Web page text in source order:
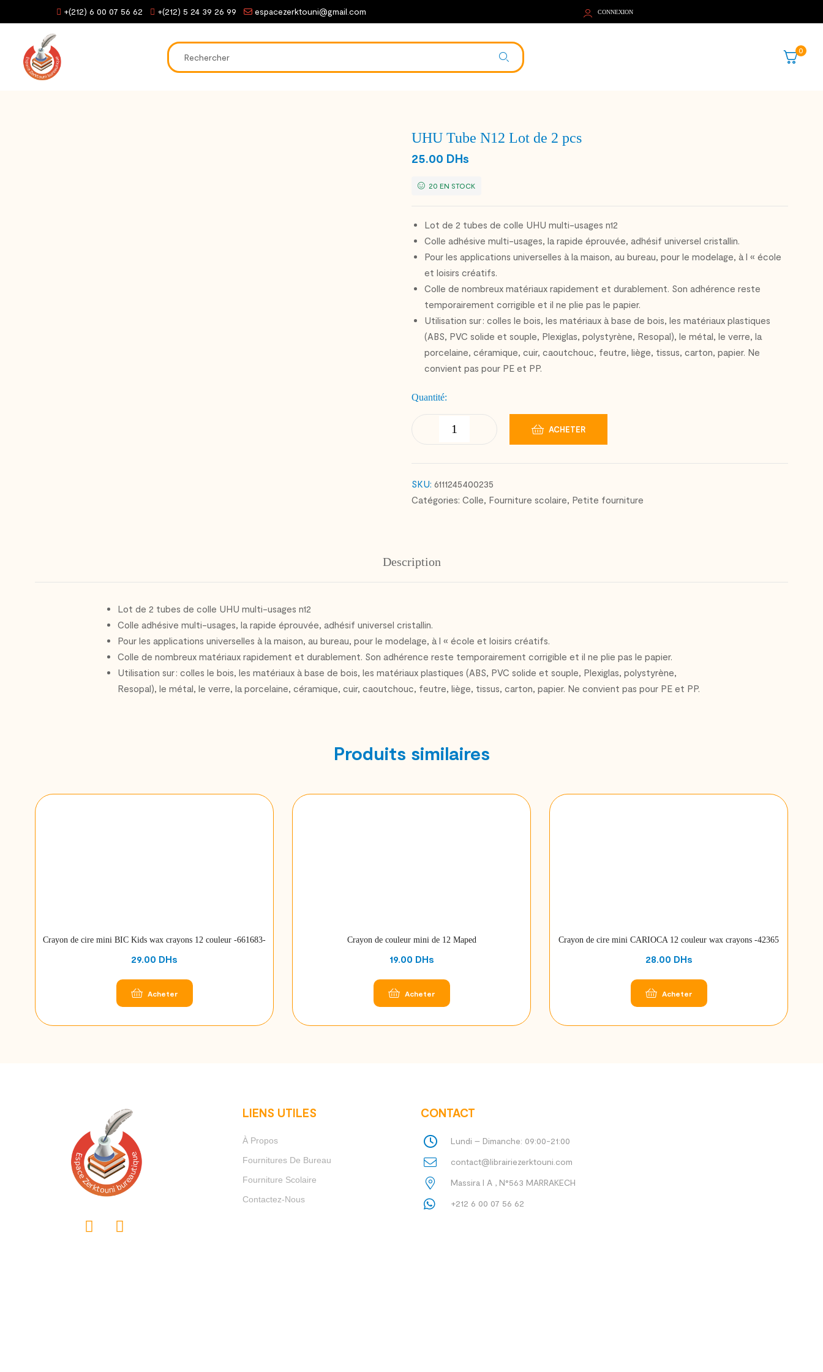
+(212) 6 00 07 56 62 +(212) 5 24 39 26 99 espacezerktouni@gmail.com CONNEXION
0
UHU Tube N12 Lot de 2 pcs
25.00 DHs
20 EN STOCK
Lot de 2 tubes de colle UHU multi-usages n12
Colle adhésive multi-usages, la rapide éprouvée, adhésif universel cristallin.
Pour les applications universelles à la maison, au bureau, pour le modelage, à l « école
et loisirs créatifs.
Colle de nombreux matériaux rapidement et durablement. Son adhérence reste
temporairement corrigible et il ne plie pas le papier.
Utilisation sur : colles le bois, les matériaux à base de bois, les matériaux plastiques
(ABS, PVC solide et souple, Plexiglas, polystyrène, Resopal), le métal, le verre, la
porcelaine, céramique, cuir, caoutchouc, feutre, liège, tissus, carton, papier. Ne
convient pas pour PE et PP.
Quantité:
ACHETER
SKU: 6111245400235
Catégories: Colle, Fourniture scolaire, Petite fourniture
Description
Lot de 2 tubes de colle UHU multi-usages n12
Colle adhésive multi-usages, la rapide éprouvée, adhésif universel cristallin.
Pour les applications universelles à la maison, au bureau, pour le modelage, à l « école et loisirs créatifs.
Colle de nombreux matériaux rapidement et durablement. Son adhérence reste temporairement corrigible et il ne plie pas le papier.
Utilisation sur : colles le bois, les matériaux à base de bois, les matériaux plastiques (ABS, PVC solide et souple, Plexiglas, polystyrène,
Resopal), le métal, le verre, la porcelaine, céramique, cuir, caoutchouc, feutre, liège, tissus, carton, papier. Ne convient pas pour PE et PP.
Produits similaires
Crayon de cire mini BIC Kids wax crayons 12 couleur -661683-
29.00 DHs
Acheter
Crayon de couleur mini de 12 Maped
19.00 DHs
Acheter
Crayon de cire mini CARIOCA 12 couleur wax crayons -42365
28.00 DHs
Acheter
LIENS UTILES
À Propos
Fournitures De Bureau
Fourniture Scolaire
Contactez-Nous
CONTACT
Lundi – Dimanche: 09:00-21:00
contact@librairiezerktouni.com
Massira I A , N°563 MARRAKECH
+212 6 00 07 56 62